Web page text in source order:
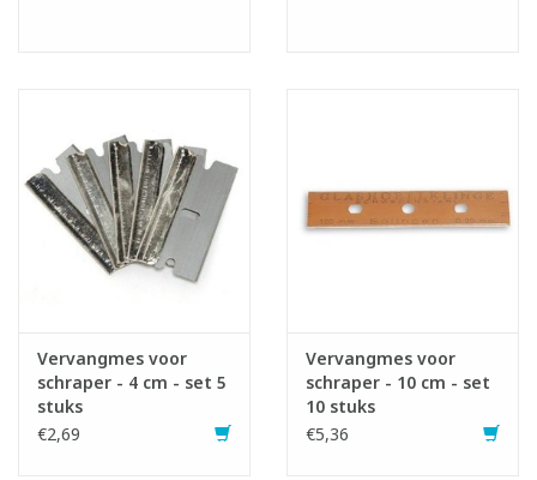
Vervangmes voor
schraper - 4 cm - set 5
stuks
€2,69
Vervangmes voor
schraper - 10 cm - set
10 stuks
€5,36